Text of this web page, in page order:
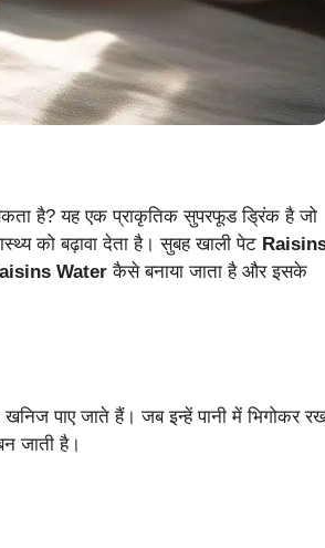
है? यह एक प्राकृतिक सुपरफूड ड्रिंक है जो
को बढ़ावा देता है। सुबह खाली पेट
Water कैसे बनाया जाता है और इसके
पाए जाते हैं। जब इन्हें पानी में भिगोकर
जाती है।